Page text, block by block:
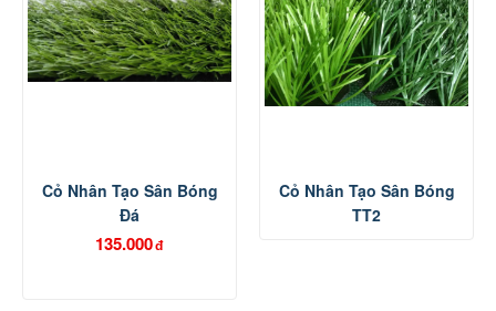
Cỏ Nhân Tạo Sân Bóng
Đá
135.000đ
Cỏ Nhân Tạo Sân Bóng
TT2